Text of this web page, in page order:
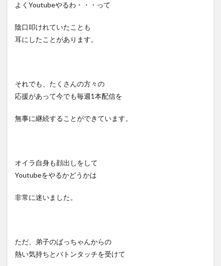
よくYoutubeやるわ・・・って
陰口叩けれていたことも
耳にしたことがあります。
それでも、たくさんの方々の
応援があって今でも毎週1本配信を
無事に継続することができています。
オイラ自身も顔出しをして
Youtubeをやるかどうかは
非常に迷いました。
ただ、弟子のばっちゃんからの
熱い気持ちとバトンタッチを受けて